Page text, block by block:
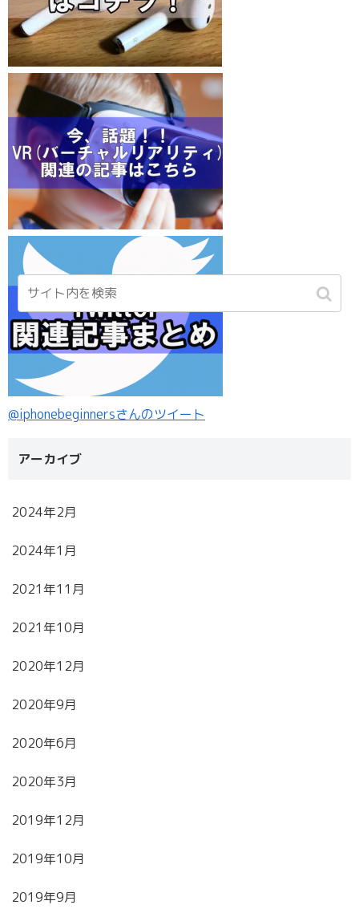
@iphonebeginnersさんのツイート
アーカイブ
2024年2月
2024年1月
2021年11月
2021年10月
2020年12月
2020年9月
2020年6月
2020年3月
2019年12月
2019年10月
2019年9月